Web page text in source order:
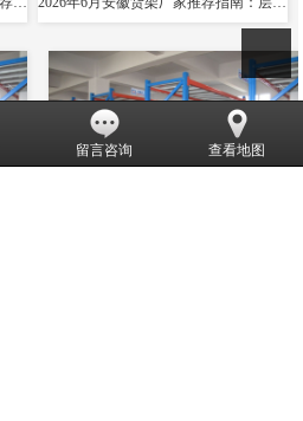
留言咨询 查看地图